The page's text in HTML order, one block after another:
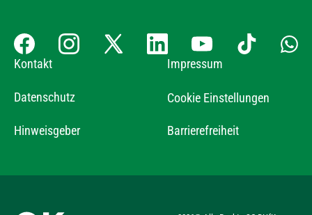
Kontakt Impressum
Datenschutz Cookie Einstellungen
Hinweisgeber Barrierefreiheit